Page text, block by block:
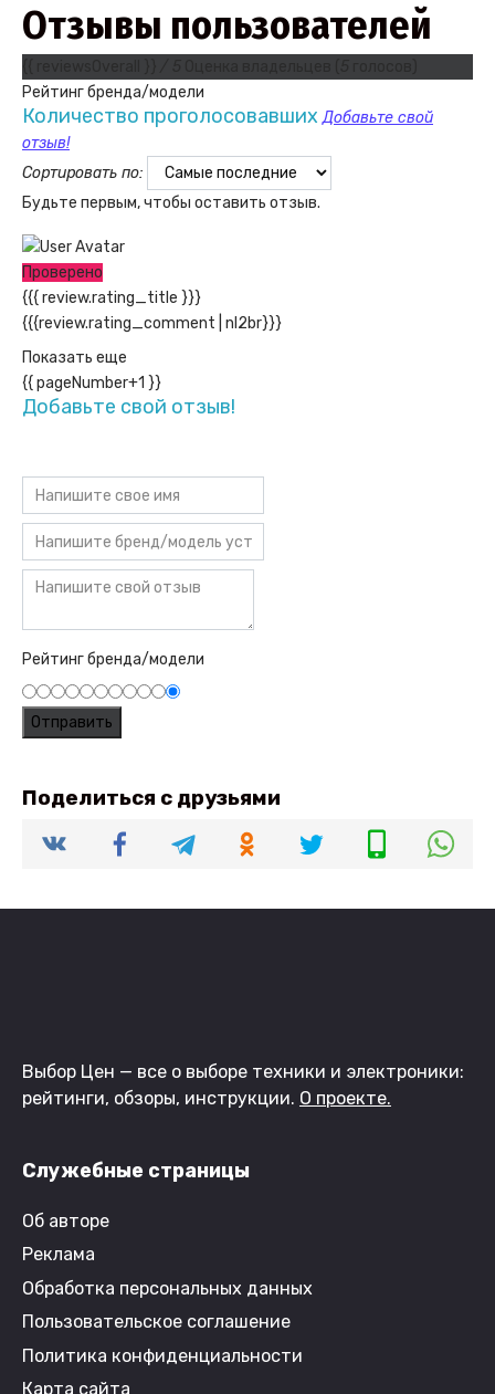
Отзывы пользователей
Рейтинг бренда/модели
Количество проголосовавшихДобавьте свой
отзыв!
Сортировать по:
Будьте первым, чтобы оставить отзыв.
Проверено
{{{ review.rating_title }}}
{{{review.rating_comment | nl2br}}}
Показать еще
{{ pageNumber+1 }}
Добавьте свой отзыв!
Рейтинг бренда/модели
Поделиться с друзьями
Выбор Цен — все о выборе техники и электроники:
рейтинги, обзоры, инструкции. О проекте.
Служебные страницы
Об авторе
Реклама
Обработка персональных данных
Пользовательское соглашение
Политика конфиденциальности
Карта сайта